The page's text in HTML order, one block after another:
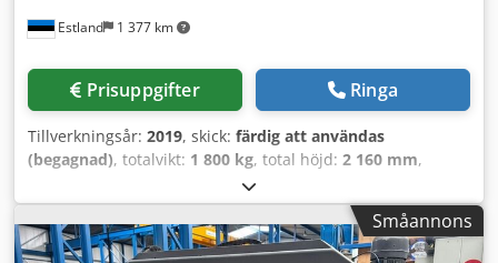
Estland 1 377 km
Prisuppgifter Ringa
Tillverkningsår: 2019, skick: färdig att användas
(begagnad), totalvikt: 1 800 kg, total höjd: 2 160 mm,
Denna BOMAR Individual 520.360 GANC tillverkades år
2019. Den har ett automatiskt driftläge med ett
geringssågningsområde på 0° - 60°. Sågbandet arbetar
med hastigheter mellan 20 - 120 m/min och klarar en
Småannons